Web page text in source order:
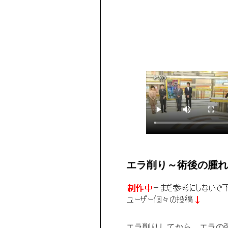
エラ削り～術後の腫れ